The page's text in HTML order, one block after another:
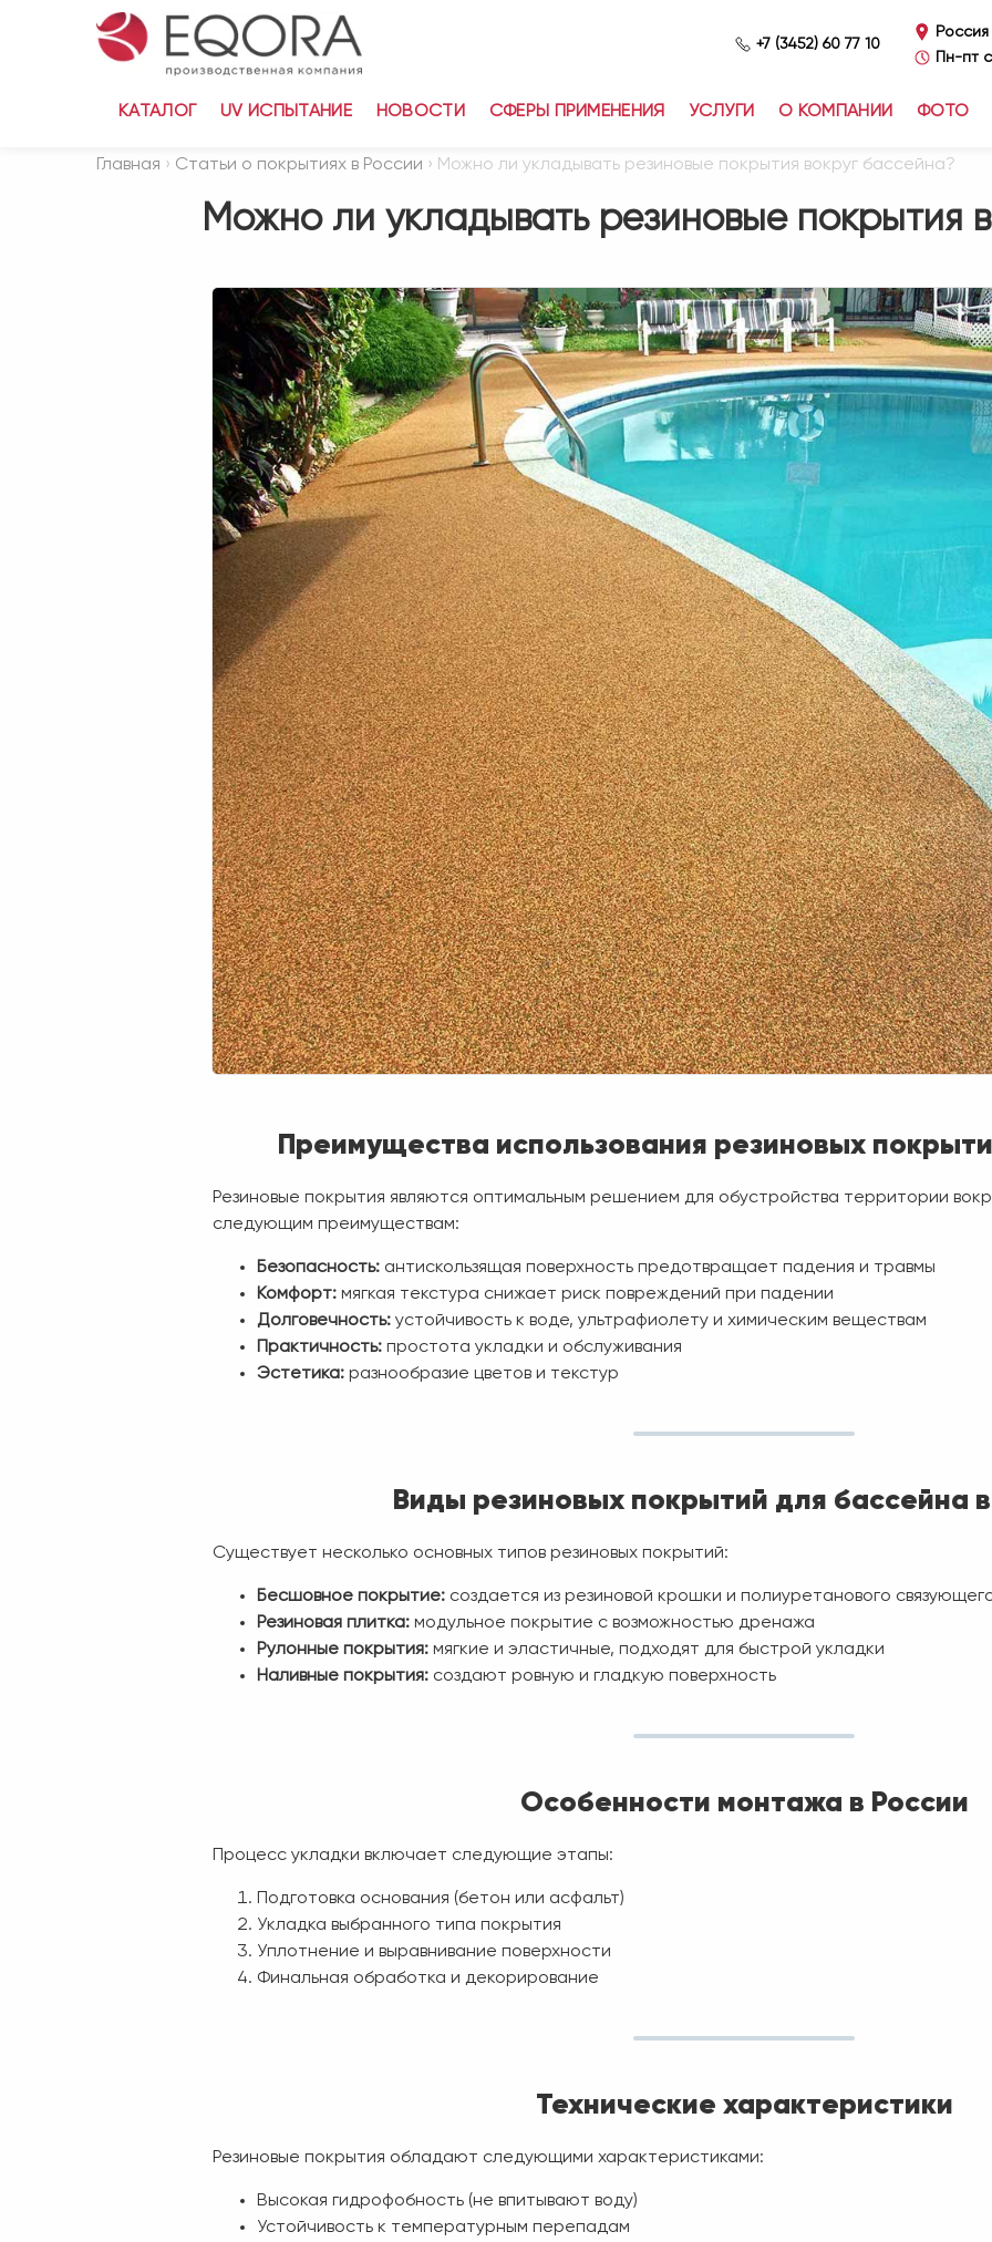
+7 (3452) 60 77 10
Россия
Пн-пт
КАТАЛОГ UV ИСПЫТАНИЕ НОВОСТИ СФЕРЫ ПРИМЕНЕНИЯ УСЛУГИ О КОМПАНИИ ФОТО
Главная › Статьи о покрытиях в России › Можно ли укладывать резиновые покрытия вокруг бассейна?
Можно ли укладывать резиновые покрытия
Преимущества использования резиновых
Резиновые покрытия являются оптимальным решением для обустройства территории
следующим преимуществам:
Безопасность: антискользящая поверхность предотвращает падения и травмы
Комфорт: мягкая текстура снижает риск повреждений при падении
Долговечность: устойчивость к воде, ультрафиолету и химическим веществам
Практичность: простота укладки и обслуживания
Эстетика: разнообразие цветов и текстур
Виды резиновых покрытий для бассейна
Существует несколько основных типов резиновых покрытий:
Бесшовное покрытие: создается из резиновой крошки и полиуретанового
Резиновая плитка: модульное покрытие с возможностью дренажа
Рулонные покрытия: мягкие и эластичные, подходят для быстрой укладки
Наливные покрытия: создают ровную и гладкую поверхность
Особенности монтажа в России
Процесс укладки включает следующие этапы:
Подготовка основания (бетон или асфальт)
Укладка выбранного типа покрытия
Уплотнение и выравнивание поверхности
Финальная обработка и декорирование
Технические характеристики
Резиновые покрытия обладают следующими характеристиками:
Высокая гидрофобность (не впитывают воду)
Устойчивость к температурным перепадам